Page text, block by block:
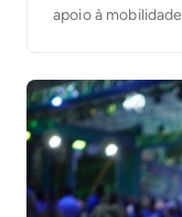
apoio à mobilidade